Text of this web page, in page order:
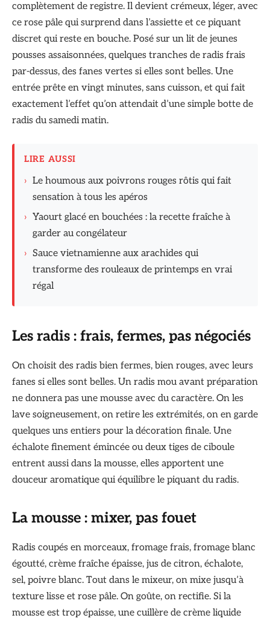
complètement de registre. Il devient crémeux, léger, avec
ce rose pâle qui surprend dans l’assiette et ce piquant
discret qui reste en bouche. Posé sur un lit de jeunes
pousses assaisonnées, quelques tranches de radis frais
par-dessus, des fanes vertes si elles sont belles. Une
entrée prête en vingt minutes, sans cuisson, et qui fait
exactement l’effet qu’on attendait d’une simple botte de
radis du samedi matin.
LIRE AUSSI
› Le houmous aux poivrons rouges rôtis qui fait
sensation à tous les apéros
› Yaourt glacé en bouchées : la recette fraîche à
garder au congélateur
› Sauce vietnamienne aux arachides qui
transforme des rouleaux de printemps en vrai
régal
Les radis : frais, fermes, pas négociés
On choisit des radis bien fermes, bien rouges, avec leurs
fanes si elles sont belles. Un radis mou avant préparation
ne donnera pas une mousse avec du caractère. On les
lave soigneusement, on retire les extrémités, on en garde
quelques uns entiers pour la décoration finale. Une
échalote finement émincée ou deux tiges de ciboule
entrent aussi dans la mousse, elles apportent une
douceur aromatique qui équilibre le piquant du radis.
La mousse : mixer, pas fouet
Radis coupés en morceaux, fromage frais, fromage blanc
égoutté, crème fraîche épaisse, jus de citron, échalote,
sel, poivre blanc. Tout dans le mixeur, on mixe jusqu’à
texture lisse et rose pâle. On goûte, on rectifie. Si la
mousse est trop épaisse, une cuillère de crème liquide